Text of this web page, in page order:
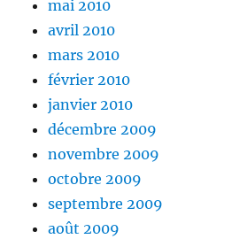
mai 2010
avril 2010
mars 2010
février 2010
janvier 2010
décembre 2009
novembre 2009
octobre 2009
septembre 2009
août 2009